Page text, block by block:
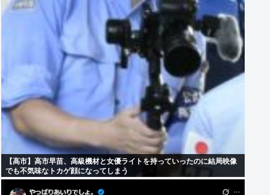
【高市】高市早苗、高級機材と女優ライトを持っていったのに結局映像
でも不気味なトカゲ顔になってしまう